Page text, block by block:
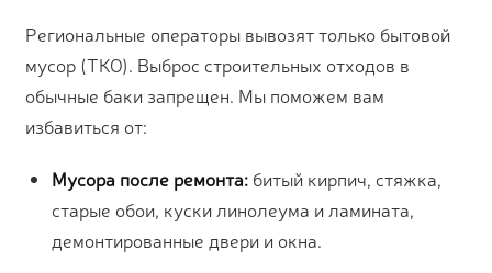
Региональные операторы вывозят только бытовой
мусор (ТКО). Выброс строительных отходов в
обычные баки запрещен. Мы поможем вам
избавиться от:
Мусора после ремонта: битый кирпич, стяжка,
старые обои, куски линолеума и ламината,
демонтированные двери и окна.